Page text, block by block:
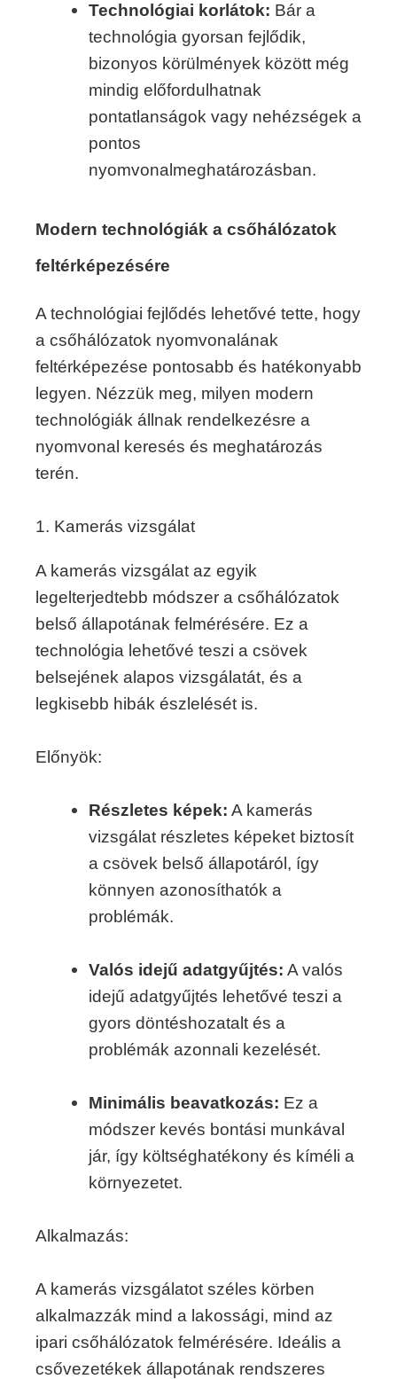
Technológiai korlátok: Bár a
technológia gyorsan fejlődik,
bizonyos körülmények között még
mindig előfordulhatnak
pontatlanságok vagy nehézségek a
pontos
nyomvonalmeghatározásban.
Modern technológiák a csőhálózatok
feltérképezésére
A technológiai fejlődés lehetővé tette, hogy
a csőhálózatok nyomvonalának
feltérképezése pontosabb és hatékonyabb
legyen. Nézzük meg, milyen modern
technológiák állnak rendelkezésre a
nyomvonal keresés és meghatározás
terén.
1. Kamerás vizsgálat
A kamerás vizsgálat az egyik
legelterjedtebb módszer a csőhálózatok
belső állapotának felmérésére. Ez a
technológia lehetővé teszi a csövek
belsejének alapos vizsgálatát, és a
legkisebb hibák észlelését is.
Előnyök:
Részletes képek: A kamerás
vizsgálat részletes képeket biztosít
a csövek belső állapotáról, így
könnyen azonosíthatók a
problémák.
Valós idejű adatgyűjtés: A valós
idejű adatgyűjtés lehetővé teszi a
gyors döntéshozatalt és a
problémák azonnali kezelését.
Minimális beavatkozás: Ez a
módszer kevés bontási munkával
jár, így költséghatékony és kíméli a
környezetet.
Alkalmazás:
A kamerás vizsgálatot széles körben
alkalmazzák mind a lakossági, mind az
ipari csőhálózatok felmérésére. Ideális a
csővezetékek állapotának rendszeres